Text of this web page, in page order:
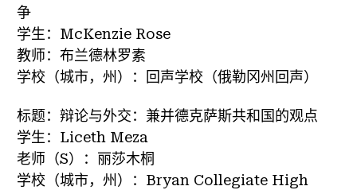
争
学生：McKenzie Rose
教师：布兰德林罗素
学校（城市，州）：回声学校（俄勒冈州回声）
标题：辩论与外交：兼并德克萨斯共和国的观点
学生：Liceth Meza
老师（S）：丽莎木桐
学校（城市，州）：Bryan Collegiate High